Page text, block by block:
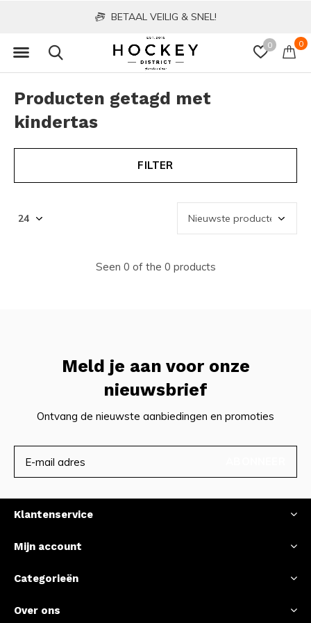
0 0
BETAAL VEILIG & SNEL!
Producten getagd met
kindertas
FILTER
Seen 0 of the 0 products
Meld je aan voor onze
nieuwsbrief
Ontvang de nieuwste aanbiedingen en promoties
Klantenservice
Mijn account
Categorieën
Over ons